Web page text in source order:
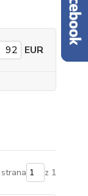
EUR
strana z 1